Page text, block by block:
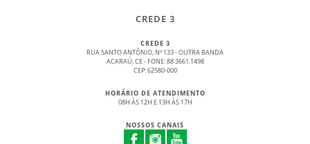
CREDE 3
CREDE 3
RUA SANTO ANTÔNIO, Nº 133 - OUTRA BANDA
ACARAÚ, CE - FONE: 88 3661.1498
CEP: 62580-000
HORÁRIO DE ATENDIMENTO
08H ÀS 12H E 13H ÀS 17H
NOSSOS CANAIS